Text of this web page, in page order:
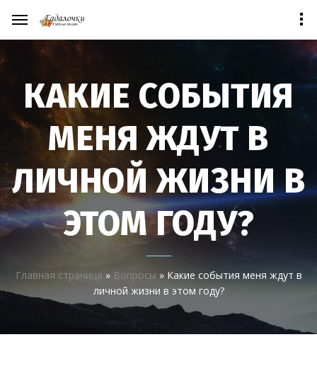
КАКИЕ СОБЫТИЯ
МЕНЯ ЖДУТ В
ЛИЧНОЙ ЖИЗНИ В
ЭТОМ ГОДУ?
Главная страница » Вопросы » Какие события меня ждут в
личной жизни в этом году?